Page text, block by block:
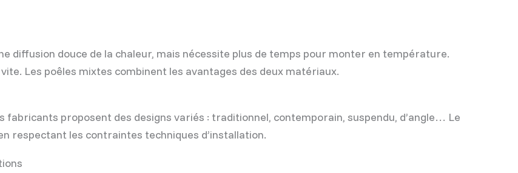
diffusion douce de la chaleur, mais nécessite plus de temps pour monter en température.
Les poêles mixtes combinent les avantages des deux matériaux.
fabricants proposent des designs variés : traditionnel, contemporain, suspendu, d’angle… Le
respectant les contraintes techniques d’installation.